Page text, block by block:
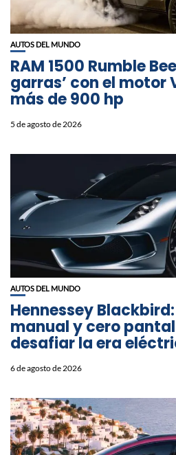
AUTOS DEL MUNDO
RAM 1500 Rumble
garras’ con el motor
más de 900 hp
5 de agosto de 2026
AUTOS DEL MUNDO
Hennessey
manual y cero
desafiar la era
6 de agosto de 2026